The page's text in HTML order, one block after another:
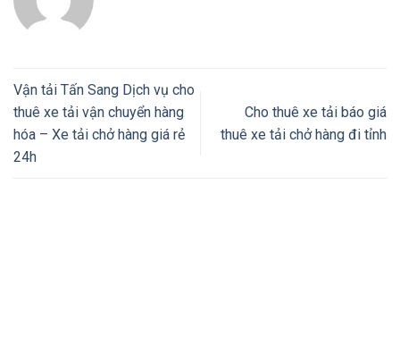
Vận tải Tấn Sang Dịch vụ cho
thuê xe tải vận chuyển hàng
hóa – Xe tải chở hàng giá rẻ
24h
Cho thuê xe tải báo giá
thuê xe tải chở hàng đi tỉnh